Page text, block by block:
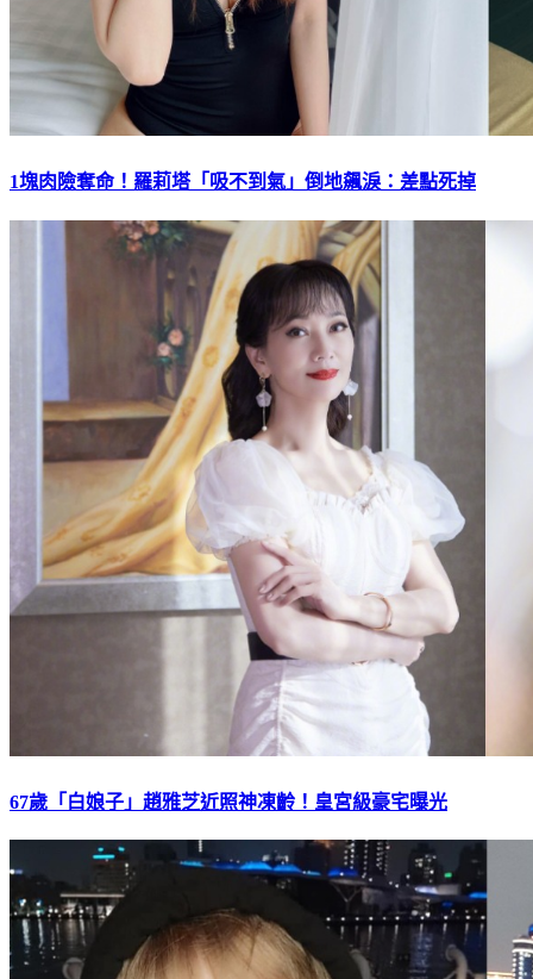
1塊肉險奪命！羅莉塔「吸不到氣」倒地飆淚：差點死掉
67歲「白娘子」趙雅芝近照神凍齡！皇宮級豪宅曝光